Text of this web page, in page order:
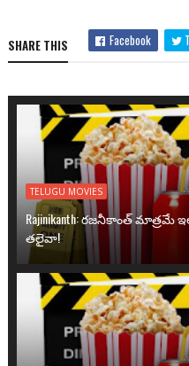
SHARE THIS Facebook
TELUGU MOVIES
Rajinikanth: రజనీకాంత్
తలైవా!